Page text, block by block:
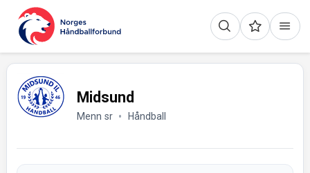
Midsund
Menn sr Håndball